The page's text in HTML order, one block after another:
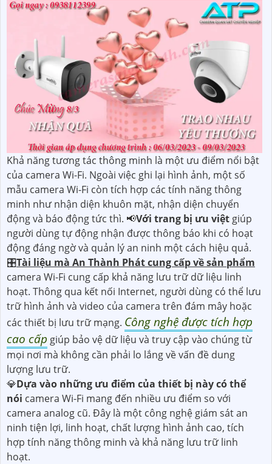
Khả năng tương tác thông minh là một ưu điểm nổi bật
của camera Wi-Fi. Ngoài việc ghi lại hình ảnh, một số
mẫu camera Wi-Fi còn tích hợp các tính năng thông
minh như nhận diện khuôn mặt, nhận diện chuyển
động và báo động tức thì. 📢Với trang bị ưu việt giúp
người dùng tự động nhận được thông báo khi có hoạt
động đáng ngờ và quản lý an ninh một cách hiệu quả.
🎛Tài liệu mà An Thành Phát cung cấp về sản phẩm
camera Wi-Fi cung cấp khả năng lưu trữ dữ liệu linh
hoạt. Thông qua kết nối Internet, người dùng có thể lưu
trữ hình ảnh và video của camera trên đám mây hoặc
các thiết bị lưu trữ mạng. Công nghệ được tích hợp
cao cấp giúp bảo vệ dữ liệu và truy cập vào chúng từ
mọi nơi mà không cần phải lo lắng về vấn đề dung
lượng lưu trữ.
💎Dựa vào những ưu điểm của thiết bị này có thể
nói camera Wi-Fi mang đến nhiều ưu điểm so với
camera analog cũ. Đây là một công nghệ giám sát an
ninh tiện lợi, linh hoạt, chất lượng hình ảnh cao, tích
hợp tính năng thông minh và khả năng lưu trữ linh
hoạt.